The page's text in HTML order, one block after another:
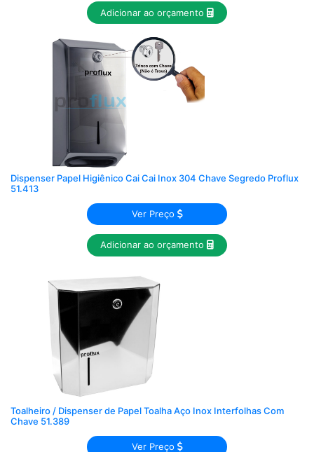
Adicionar ao orçamento
Dispenser Papel Higiênico Cai Cai Inox 304 Chave Segredo Proflux
51.413
Ver Preço
Adicionar ao orçamento
Toalheiro / Dispenser de Papel Toalha Aço Inox Interfolhas Com
Chave 51.389
Ver Preço